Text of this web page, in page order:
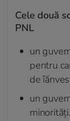
Cele două
PNL
un
pentru
de
un
minorități.